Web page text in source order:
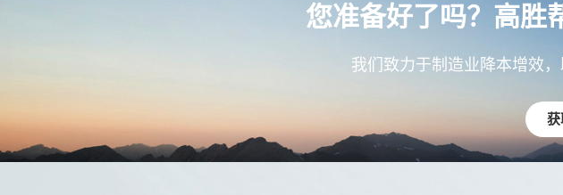
您准备好了吗？高胜
我们致力于制造业降本增效
获